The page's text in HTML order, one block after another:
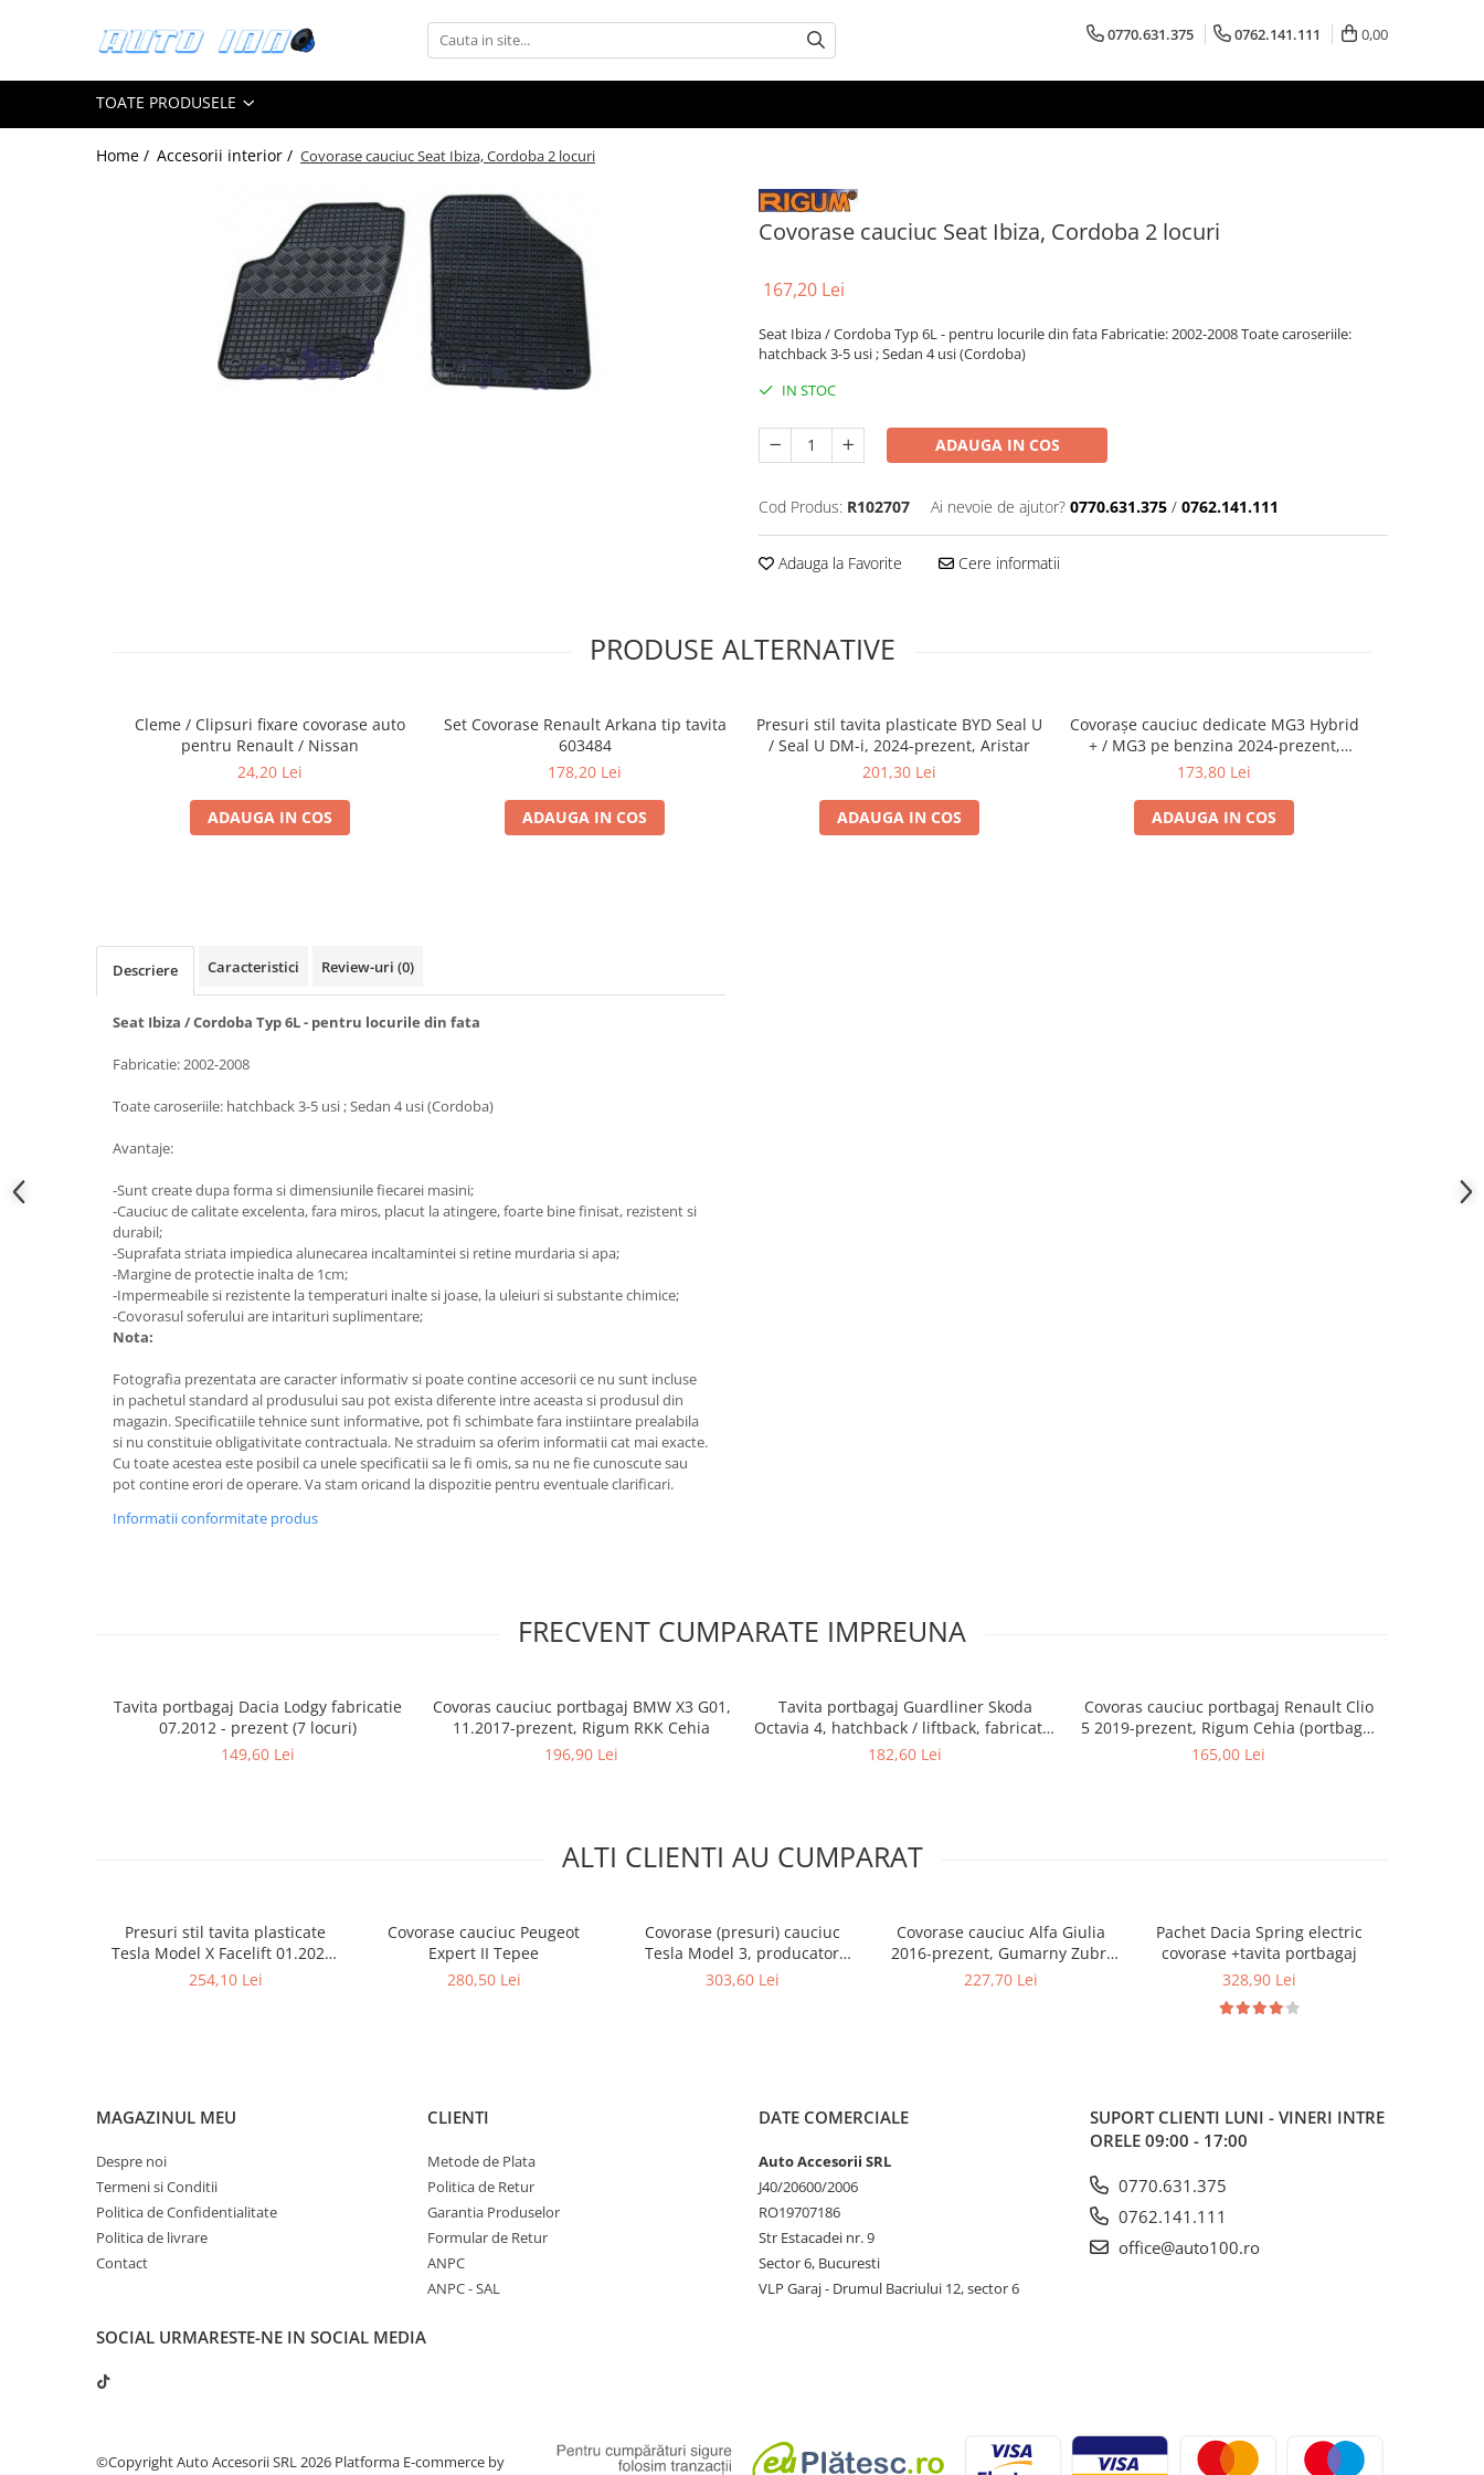
Accesorii interior
Difuzoare, boxe auto coaxiale
Alarme auto Alarme masina
Detectoare Radar
Senzori parcare auto
Echipamente atelier
Consumabile Service
Instrumente Atelier
Set clipsuri auto de plastic
Piese si accesorii
Amortizoare hayon
Accesorii auto
Incalzire scaune
Stergatoare auto
Paravanturi auto
Lumini ambientale
0770.631.375 0762.141.111 0,00
TOATE PRODUSELE
Home / Accesorii interior / Covorase cauciuc Seat Ibiza, Cordoba 2 locuri
Covorase cauciuc Seat Ibiza, Cordoba 2 locuri
167,20 Lei
Seat Ibiza / Cordoba Typ 6L - pentru locurile din fata Fabricatie: 2002-2008 Toate caroseriile:
hatchback 3-5 usi ; Sedan 4 usi (Cordoba)
IN STOC
ADAUGA IN COS
Cod Produs: R102707 Ai nevoie de ajutor? 0770.631.375 / 0762.141.111
Adauga la Favorite Cere informatii
PRODUSE ALTERNATIVE
Cleme / Clipsuri fixare covorase auto
pentru Renault / Nissan
24,20 Lei
ADAUGA IN COS
Set Covorase Renault Arkana tip tavita
603484
178,20 Lei
ADAUGA IN COS
Presuri stil tavita plasticate BYD Seal U
/ Seal U DM-i, 2024-prezent, Aristar
201,30 Lei
ADAUGA IN COS
Covorașe cauciuc dedicate MG3 Hybrid
+ / MG3 pe benzina 2024-prezent,
Rigum Cehia
173,80 Lei
ADAUGA IN COS
Descriere Caracteristici Review-uri (0)
Seat Ibiza / Cordoba Typ 6L - pentru locurile din fata
Fabricatie: 2002-2008
Toate caroseriile: hatchback 3-5 usi ; Sedan 4 usi (Cordoba)
Avantaje:
-Sunt create dupa forma si dimensiunile fiecarei masini;
-Cauciuc de calitate excelenta, fara miros, placut la atingere, foarte bine finisat, rezistent si
durabil;
-Suprafata striata impiedica alunecarea incaltamintei si retine murdaria si apa;
-Margine de protectie inalta de 1cm;
-Impermeabile si rezistente la temperaturi inalte si joase, la uleiuri si substante chimice;
-Covorasul soferului are intarituri suplimentare;
Nota:
Fotografia prezentata are caracter informativ si poate contine accesorii ce nu sunt incluse
in pachetul standard al produsului sau pot exista diferente intre aceasta si produsul din
magazin. Specificatiile tehnice sunt informative, pot fi schimbate fara instiintare prealabila
si nu constituie obligativitate contractuala. Ne straduim sa oferim informatii cat mai exacte.
Cu toate acestea este posibil ca unele specificatii sa le fi omis, sa nu ne fie cunoscute sau
pot contine erori de operare. Va stam oricand la dispozitie pentru eventuale clarificari.
Informatii conformitate produs
FRECVENT CUMPARATE IMPREUNA
Tavita portbagaj Dacia Lodgy fabricatie
07.2012 - prezent (7 locuri)
149,60 Lei
Covoras cauciuc portbagaj BMW X3 G01,
11.2017-prezent, Rigum RKK Cehia
196,90 Lei
Tavita portbagaj Guardliner Skoda
Octavia 4, hatchback / liftback, fabricatie
2020-prezent 193985GRD
182,60 Lei
Covoras cauciuc portbagaj Renault Clio
5 2019-prezent, Rigum Cehia (portbagaj
mai jos)
165,00 Lei
ALTI CLIENTI AU CUMPARAT
Presuri stil tavita plasticate
Tesla Model X Facelift 01.2021-
prezent, randurile 2-3 la masini
254,10 Lei
Covorase cauciuc Peugeot
Expert II Tepee
280,50 Lei
Covorase (presuri) cauciuc
Tesla Model 3, producator
Petex Germania
303,60 Lei
Covorase cauciuc Alfa Giulia
2016-prezent, Gumarny Zubri
Cehia (cutie automata /
227,70 Lei
Pachet Dacia Spring electric
covorase +tavita portbagaj
328,90 Lei
MAGAZINUL MEU
Despre noi
Termeni si Conditii
Politica de Confidentialitate
Politica de livrare
Contact
CLIENTI
Metode de Plata
Politica de Retur
Garantia Produselor
Formular de Retur
ANPC
ANPC - SAL
DATE COMERCIALE
Auto Accesorii SRL
J40/20600/2006
RO19707186
Str Estacadei nr. 9
Sector 6, Bucuresti
VLP Garaj - Drumul Bacriului 12, sector 6
SUPORT CLIENTI LUNI - VINERI INTRE
ORELE 09:00 - 17:00
0770.631.375
0762.141.111
office@auto100.ro
SOCIAL URMARESTE-NE IN SOCIAL MEDIA
©Copyright Auto Accesorii SRL 2026 Platforma E-commerce by